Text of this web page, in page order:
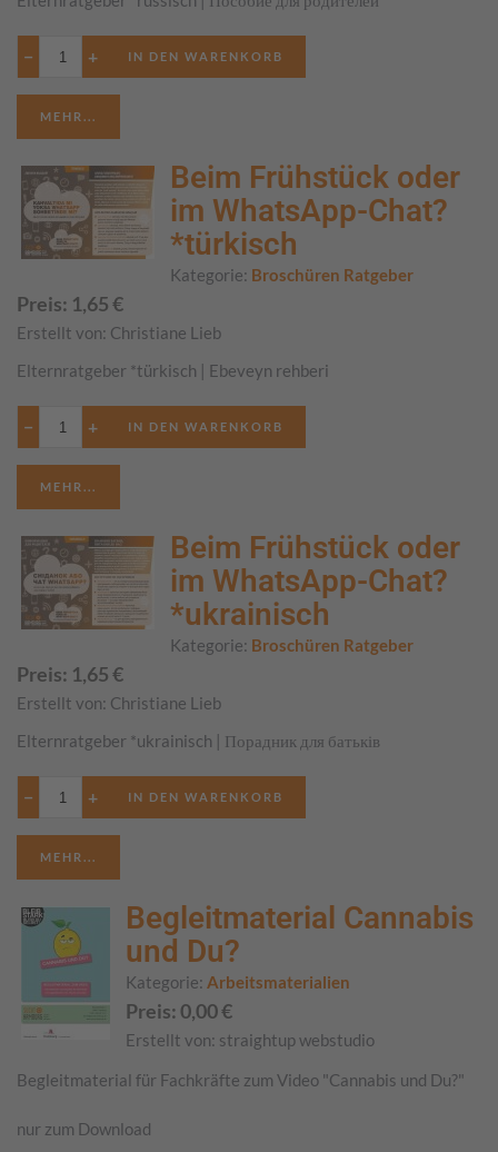
− +
MEHR...
Beim Frühstück oder
im WhatsApp-Chat?
*türkisch
Kategorie: Broschüren Ratgeber
Preis: 1,65€
Erstellt von: Christiane Lieb
Elternratgeber *türkisch | Ebeveyn rehberi
− +
MEHR...
Beim Frühstück oder
im WhatsApp-Chat?
*ukrainisch
Kategorie: Broschüren Ratgeber
Preis: 1,65€
Erstellt von: Christiane Lieb
Elternratgeber *ukrainisch | Порадник для батьків
− +
MEHR...
Begleitmaterial Cannabis
und Du?
Kategorie: Arbeitsmaterialien
Preis: 0,00€
Erstellt von: straightup webstudio
Begleitmaterial für Fachkräfte zum Video "Cannabis und Du?"
nur zum Download